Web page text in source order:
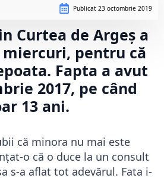
Publicat 23 octombrie 2019
Curtea de Argeş a
pentru că
Fapta a avut
2017, pe când
13 ani.
că minora nu mai este
o că o duce la un consult
s-a aflat tot adevărul. Fata i-